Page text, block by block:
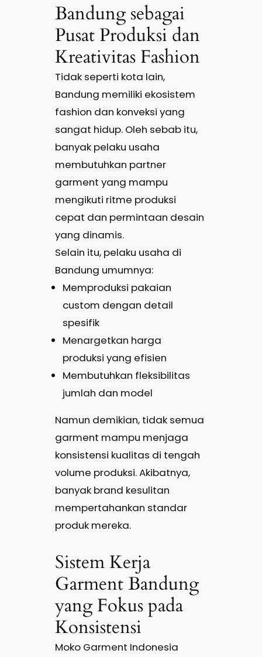
Bandung sebagai
Pusat Produksi dan
Kreativitas Fashion
Tidak seperti kota lain,
Bandung memiliki ekosistem
fashion dan konveksi yang
sangat hidup. Oleh sebab itu,
banyak pelaku usaha
membutuhkan partner
garment yang mampu
mengikuti ritme produksi
cepat dan permintaan desain
yang dinamis.
Selain itu, pelaku usaha di
Bandung umumnya:
Memproduksi pakaian
custom dengan detail
spesifik
Menargetkan harga
produksi yang efisien
Membutuhkan fleksibilitas
jumlah dan model
Namun demikian, tidak semua
garment mampu menjaga
konsistensi kualitas di tengah
volume produksi. Akibatnya,
banyak brand kesulitan
mempertahankan standar
produk mereka.
Sistem Kerja
Garment Bandung
yang Fokus pada
Konsistensi
Moko Garment Indonesia